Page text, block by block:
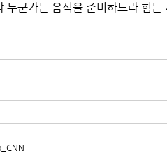
누군가는 음식을 준비하느라 힘든